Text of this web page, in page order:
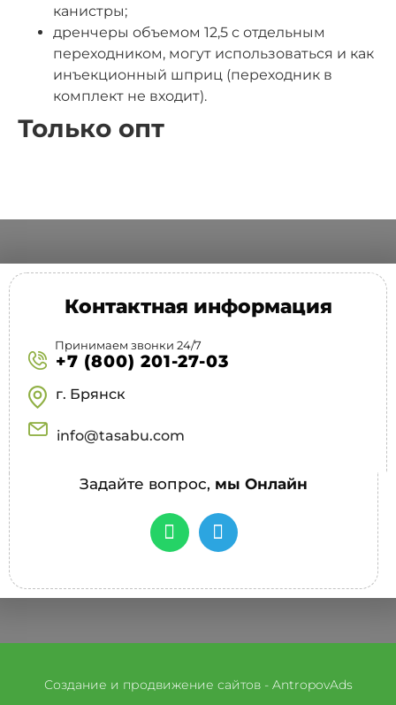
канистры;
дренчеры объемом 12,5 с отдельным
переходником, могут использоваться и как
инъекционный шприц (переходник в
комплект не входит).
Только опт
Контактная информация
Принимаем звонки 24/7
+7 (800) 201-27-03
г. Брянск
info@tasabu.com
Задайте вопрос, мы Онлайн
Создание и продвижение сайтов - AntropovAds